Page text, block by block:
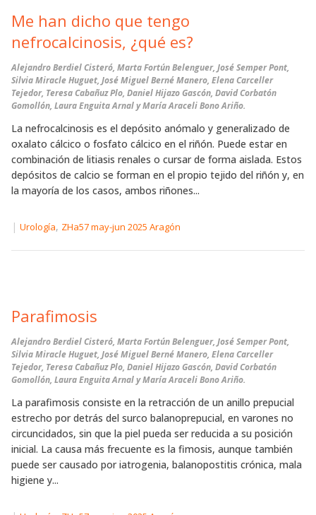
Me han dicho que tengo
nefrocalcinosis, ¿qué es?
Alejandro Berdiel Cisteró, Marta Fortún Belenguer, José Semper Pont,
Silvia Miracle Huguet, José Miguel Berné Manero, Elena Carceller
Tejedor, Teresa Cabañuz Plo, Daniel Hijazo Gascón, David Corbatón
Gomollón, Laura Enguita Arnal y María Araceli Bono Ariño.
La nefrocalcinosis es el depósito anómalo y generalizado de
oxalato cálcico o fosfato cálcico en el riñón. Puede estar en
combinación de litiasis renales o cursar de forma aislada. Estos
depósitos de calcio se forman en el propio tejido del riñón y, en
la mayoría de los casos, ambos riñones...
| Urología, ZHa57 may-jun 2025 Aragón
Parafimosis
Alejandro Berdiel Cisteró, Marta Fortún Belenguer, José Semper Pont,
Silvia Miracle Huguet, José Miguel Berné Manero, Elena Carceller
Tejedor, Teresa Cabañuz Plo, Daniel Hijazo Gascón, David Corbatón
Gomollón, Laura Enguita Arnal y María Araceli Bono Ariño.
La parafimosis consiste en la retracción de un anillo prepucial
estrecho por detrás del surco balanoprepucial, en varones no
circuncidados, sin que la piel pueda ser reducida a su posición
inicial. La causa más frecuente es la fimosis, aunque también
puede ser causado por iatrogenia, balanopostitis crónica, mala
higiene y...